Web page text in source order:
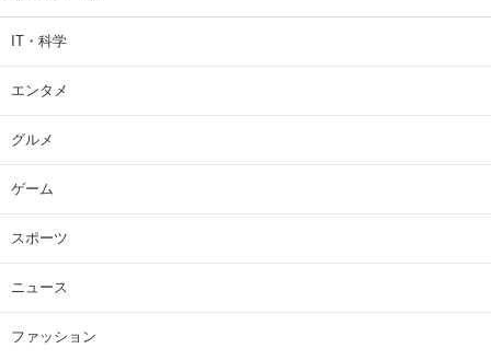
IT・科学
エンタメ
グルメ
ゲーム
スポーツ
ニュース
ファッション